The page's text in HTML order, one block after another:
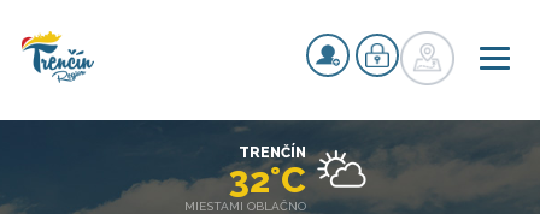
TRENČÍN
32°C
MIESTAMI OBLAČNO